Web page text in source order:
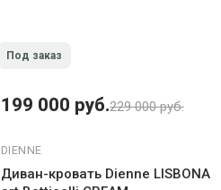
Под заказ
199 000 руб.229 000 руб.
DIENNE
Диван-кровать Dienne LISBONA